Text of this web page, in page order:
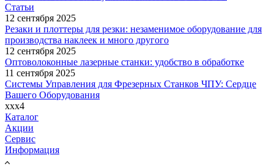
Статьи
12 сентября 2025
Резаки и плоттеры для резки: незаменимое оборудование для
производства наклеек и много другого
12 сентября 2025
Оптоволоконные лазерные станки: удобство в обработке
11 сентября 2025
Системы Управления для Фрезерных Станков ЧПУ: Сердце
Вашего Оборудования
xxx4
Каталог
Акции
Сервис
Информация